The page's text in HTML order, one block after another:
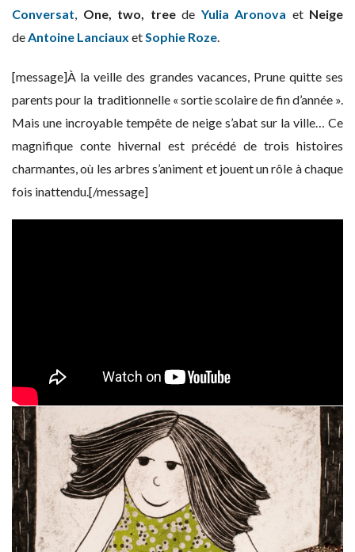
Conversat, One, two, treede Yulia Aronova et Neige
deAntoine Lanciaux etSophie Roze.
[message]À la veille des grandes vacances, Prune quitte ses
parents pour la traditionnelle « sortie scolaire de fin d’année ».
Mais une incroyable tempête de neige s’abat sur la ville… Ce
magnifique conte hivernal est précédé de trois histoires
charmantes, où les arbres s’animent et jouent un rôle à chaque
fois inattendu.[/message]